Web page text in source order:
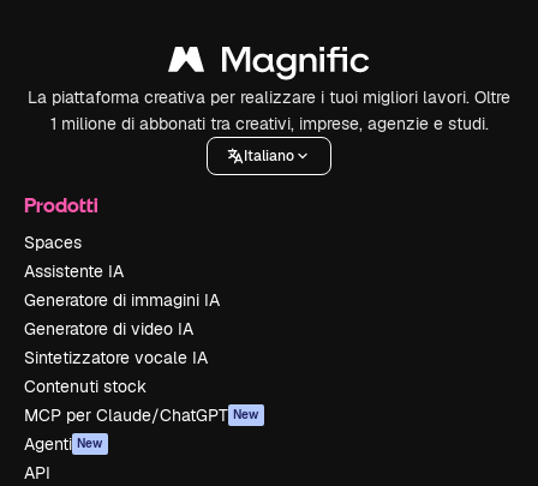
La piattaforma creativa per realizzare i tuoi migliori lavori. Oltre
1 milione di abbonati tra creativi, imprese, agenzie e studi.
Italiano
Prodotti
Spaces
Assistente IA
Generatore di immagini IA
Generatore di video IA
Sintetizzatore vocale IA
Contenuti stock
MCP per Claude/ChatGPT New
Agenti New
API